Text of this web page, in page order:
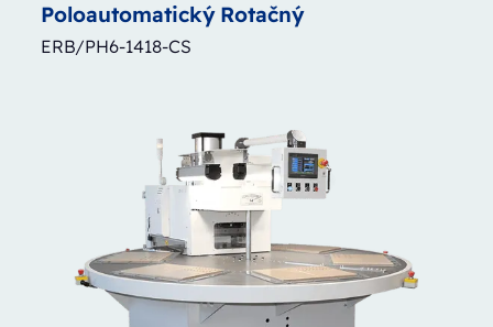
Poloautomatický Rotačný
ERB/PH6-1418-CS